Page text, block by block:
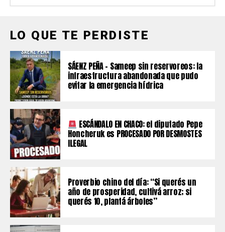
LO QUE TE PERDISTE
SÁENZ PEÑA – Sameep sin reservoreos: la
infraestructura abandonada que pudo
evitar la emergencia hídrica
ESCÁNDALO EN CHACO: el diputado Pepe
Honcheruk es PROCESADO POR DESMOSTES
ILEGAL
Proverbio chino del día: “Si querés un
año de prosperidad, cultivá arroz; si
querés 10, plantá árboles”